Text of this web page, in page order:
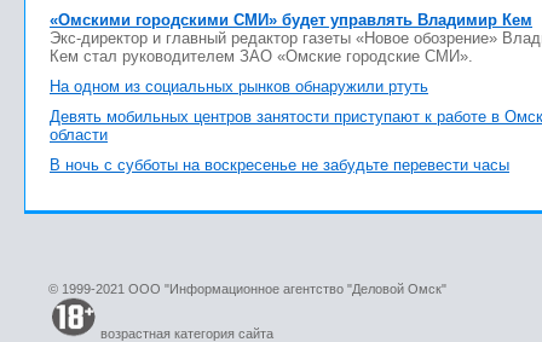
«Омскими городскими СМИ» будет управлять Владимир Кем
Экс-директор и главный редактор газеты «Новое обозрение»
Кем стал руководителем ЗАО «Омские городские СМИ».
На одном из социальных рынков обнаружили ртуть
Девять мобильных центров занятости приступают к работе в
области
В ночь с субботы на воскресенье не забудьте перевести часы
© 1999-2021 ООО "Информационное агентство "Деловой Омск"
возрастная категория сайта